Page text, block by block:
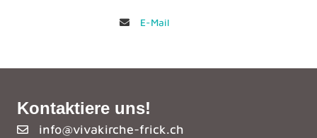
E-Mail
Kontaktiere uns!
info@vivakirche-frick.ch